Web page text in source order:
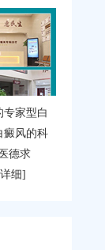
专家型白
癜风的科
德求
细]